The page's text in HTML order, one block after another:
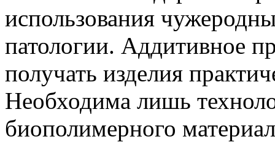
использования
патологии. Аддитивное
получать изделия
Необходима лишь
биополимерного